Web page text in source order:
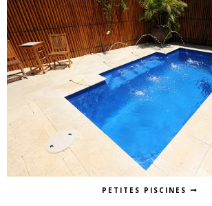
PETITES PISCINES